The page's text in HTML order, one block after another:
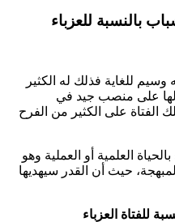
بالنسبة للعزباء
للغاية فذلك له الكثير
على منصب جيد في
الفتاة على الكثير من الفرح
العلمية أو العملية وهو
حيث أن القدر سيهديها
للفتاة العزباء